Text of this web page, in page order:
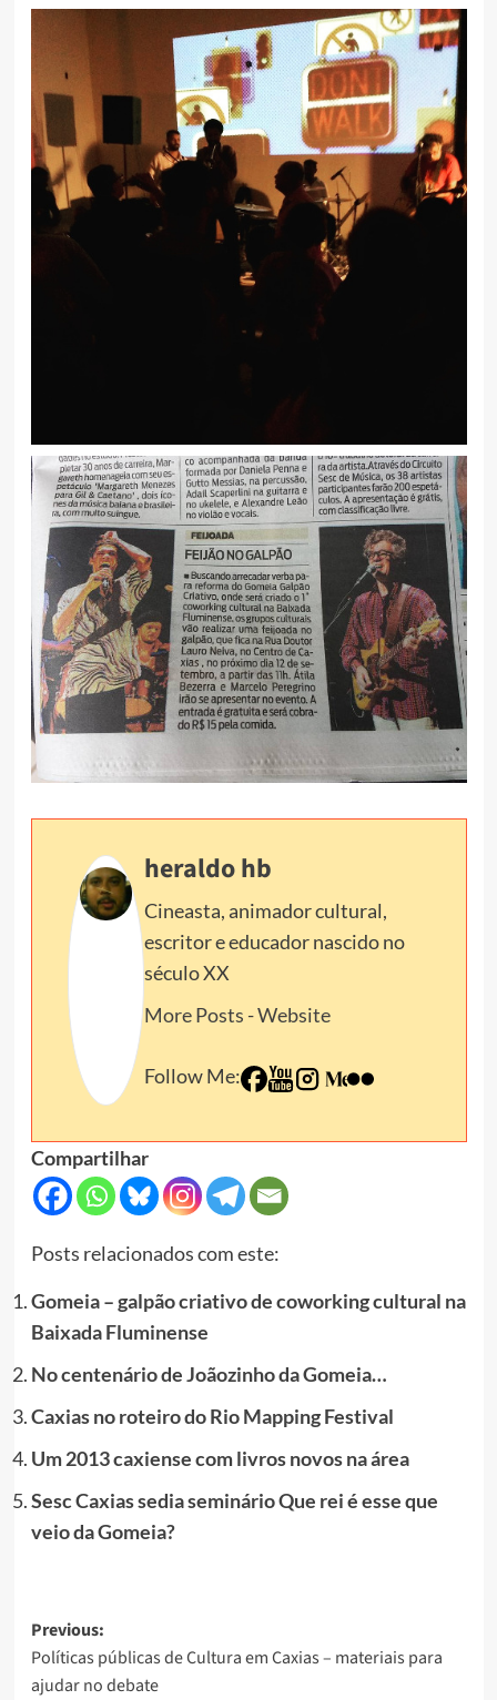
heraldo hb
Cineasta, animador cultural,
escritor e educador nascido no
século XX
More Posts -Website
Follow Me:
Compartilhar
Posts relacionados com este:
Gomeia – galpão criativo de coworking cultural na
Baixada Fluminense
No centenário de Joãozinho da Gomeia…
Caxias no roteiro do Rio Mapping Festival
Um 2013 caxiense com livros novos na área
Sesc Caxias sedia seminário Que rei é esse que
veio da Gomeia?
Post
navigation
Previous:
Políticas públicas de Cultura em Caxias – materiais para
ajudar no debate